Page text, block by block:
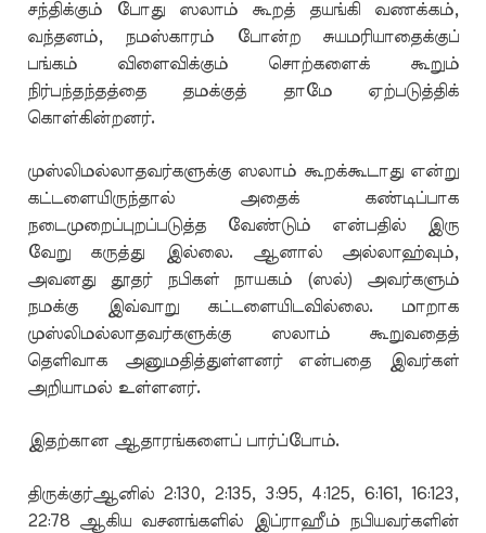
சந்திக்கும் போது ஸலாம் கூறத் தயங்கி வணக்கம்,
வந்தனம், நமஸ்காரம் போன்ற சுயமரியாதைக்குப்
பங்கம் விளைவிக்கும் சொற்களைக் கூறும்
நிர்பந்தந்தத்தை தமக்குத் தாமே ஏற்படுத்திக்
கொள்கின்றனர்.
முஸ்லிமல்லாதவர்களுக்கு ஸலாம் கூறக்கூடாது என்று
கட்டளையிருந்தால் அதைக் கண்டிப்பாக
நடைமுறைப்புறப்படுத்த வேண்டும் என்பதில் இரு
வேறு கருத்து இல்லை. ஆனால் அல்லாஹ்வும்,
அவனது தூதர் நபிகள் நாயகம் (ஸல்) அவர்களும்
நமக்கு இவ்வாறு கட்டளையிடவில்லை. மாறாக
முஸ்லிமல்லாதவர்களுக்கு ஸலாம் கூறுவதைத்
தெளிவாக அனுமதித்துள்ளனர் என்பதை இவர்கள்
அறியாமல் உள்ளனர்.
இதற்கான ஆதாரங்களைப் பார்ப்போம்.
திருக்குர்ஆனில் 2:130, 2:135, 3:95, 4:125, 6:161, 16:123,
22:78 ஆகிய வசனங்களில் இப்ராஹீம் நபியவர்களின்